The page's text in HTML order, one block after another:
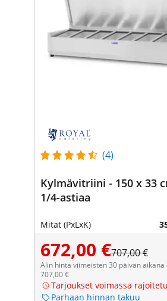
(4)
Kylmävitriini - 150 x 33
1/4-astiaa
Mitat (PxLxK)
672,00 €707,00 €
Alin hinta viimeisten 30 päivän
707,00 €
Tarjoukset voimassa
Parhaan hinnan takuu